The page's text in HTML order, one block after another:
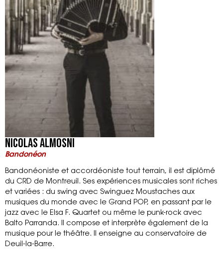
Nicolas Almosni
Bandonéon
Bandonéoniste et accordéoniste tout terrain, il est diplômé
du CRD de Montreuil. Ses expériences musicales sont riches
et variées : du swing avec Swinguez Moustaches aux
musiques du monde avec le Grand POP, en passant par le
jazz avec le Elsa F. Quartet ou même le punk-rock avec
Balto Parranda. Il compose et interprète également de la
musique pour le théâtre. Il enseigne au conservatoire de
Deuil-la-Barre.